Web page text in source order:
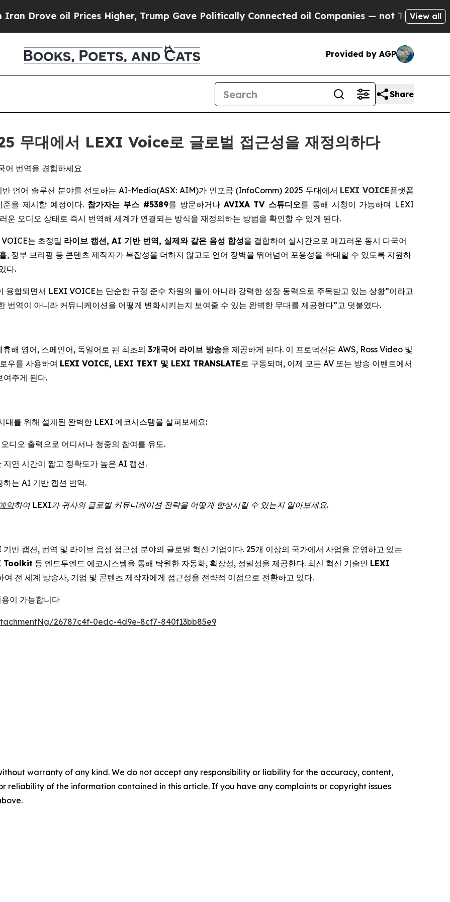
oil Prices Higher, Trump Gave Politically Connected oil Companies — not Taxpayers — the
View all
Provided by AGP
Share
대에서 LEXI Voice로 글로벌 접근성을 재정의하다
어 번역을 경험하세요
언어 솔루션 분야를 선도하는 AI-Media(ASX: AIM)가 인포콤 (InfoComm) 2025 무대에서 LEXI VOICE플랫폼
을 제시할 예정이다. 참가자는 부스 #5389를 방문하거나 AVIXA TV 스튜디오를 통해 시청이 가능하며 LEXI
오디오 상태로 즉시 번역해 세계가 연결되는 방식을 재정의하는 방법을 확인할 수 있게 된다.
는 초정밀 라이브 캡션, AI 기반 번역, 실제와 같은 음성 합성을 결합하여 실시간으로 매끄러운 동시 다국어
, 정부 브리핑 등 콘텐츠 제작자가 복잡성을 더하지 않고도 언어 장벽을 뛰어넘어 포용성을 확대할 수 있도록 지원하
다.
합되면서 LEXI VOICE는 단순한 규정 준수 차원의 툴이 아니라 강력한 성장 동력으로 주목받고 있는 상황”이라고
역이 아니라 커뮤니케이션을 어떻게 변화시키는지 보여줄 수 있는 완벽한 무대를 제공한다”고 덧붙였다.
휴해 영어, 스페인어, 독일어로 된 최초의 3개국어 라이브 방송을 제공하게 된다. 이 프로덕션은 AWS, Ross Video 및
우를 사용하여 LEXI VOICE, LEXI TEXT 및 LEXI TRANSLATE로 구동되며, 이제 모든 AV 또는 방송 이벤트에서
여주게 된다.
를 위해 설계된 완벽한 LEXI 에코시스템을 살펴보세요:
디오 출력으로 어디서나 청중의 참여를 유도.
연 시간이 짧고 정확도가 높은 AI 캡션.
하는 AI 기반 캡션 번역.
약하여LEXI가 귀사의 글로벌 커뮤니케이션 전략을 어떻게 향상시킬 수 있는지 알아보세요.
기반 캡션, 번역 및 라이브 음성 접근성 분야의 글로벌 혁신 기업이다. 25개 이상의 국가에서 사업을 운영하고 있는
Toolkit 등 엔드투엔드 에코시스템을 통해 탁월한 자동화, 확장성, 정밀성을 제공한다. 최신 혁신 기술인 LEXI
전 세계 방송사, 기업 및 콘텐츠 제작자에게 접근성을 전략적 이점으로 전환하고 있다.
이 가능합니다
26787c4f-0edc-4d9e-8cf7-840f13bb85e9
warranty of any kind. We do not accept any responsibility or liability for the accuracy, content,
reliability of the information contained in this article. If you have any complaints or copyright issues